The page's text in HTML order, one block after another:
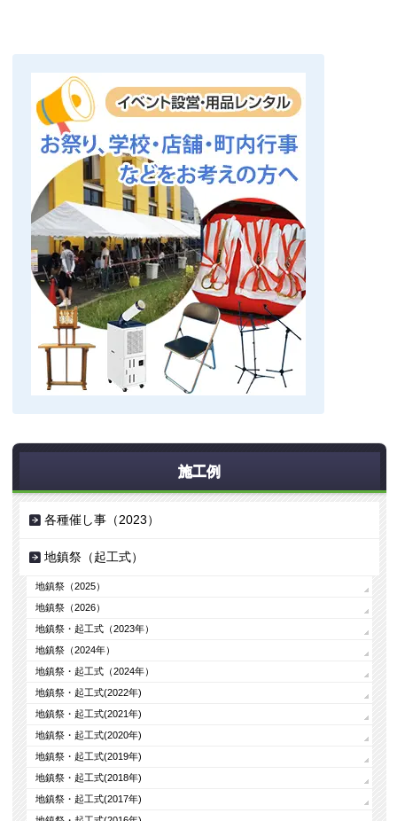
施工例
各種催し事（2023）
地鎮祭（起工式）
地鎮祭（2025）
地鎮祭（2026）
地鎮祭・起工式（2023年）
地鎮祭（2024年）
地鎮祭・起工式（2024年）
地鎮祭・起工式(2022年)
地鎮祭・起工式(2021年)
地鎮祭・起工式(2020年)
地鎮祭・起工式(2019年)
地鎮祭・起工式(2018年)
地鎮祭・起工式(2017年)